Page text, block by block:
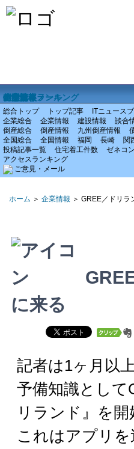
ホーム
企業情報
倒産情報
全国情報
特集記事
アクセスランキング
ご意見・メール
総合トップ トップ記事
ITニュース
企業総合
企業情報 建設情報 談合
倒産総合
倒産情報 九州倒産情報
全国総合
全国情報 福岡 長崎 関
投稿記事一覧
住宅着工件数
ゼネコ
アクセスランキング
ご意見・メール
ホーム ＞ 企業情報 ＞ GREE／ドリラ
に来る
記者は1ヶ月以
予備知識として
リランド』を開
これはアプリ